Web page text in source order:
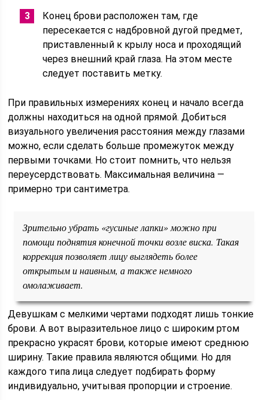
Конец брови расположен там, где
пересекается с надбровной дугой предмет,
приставленный к крылу носа и проходящий
через внешний край глаза. На этом месте
следует поставить метку.
При правильных измерениях конец и начало всегда
должны находиться на одной прямой. Добиться
визуального увеличения расстояния между глазами
можно, если сделать больше промежуток между
первыми точками. Но стоит помнить, что нельзя
переусердствовать. Максимальная величина —
примерно три сантиметра.
Зрительно убрать «гусиные лапки» можно при
помощи поднятия конечной точки возле виска. Такая
коррекция позволяет лицу выглядеть более
открытым и наивным, а также немного
омолаживает.
Девушкам с мелкими чертами подходят лишь тонкие
брови. А вот выразительное лицо с широким ртом
прекрасно украсят брови, которые имеют среднюю
ширину. Такие правила являются общими. Но для
каждого типа лица следует подбирать форму
индивидуально, учитывая пропорции и строение.